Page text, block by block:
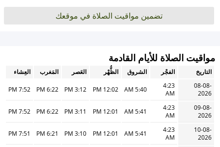
تضمين مواقيت الصلاة في موقعك
مواقيت الصلاة للأيام القادمة
التاريخ الفجْر الشروق الظُّهْر العَصر المَغرب
العِشاء
08-08-
2026
4:23
AM
5:40 AM
12:02 PM
3:12 PM
6:22 PM
7:52 PM
09-08-
2026
4:23
AM
5:41 AM
12:01 PM
3:11 PM
6:22 PM
7:52 PM
10-08-
2026
4:23
AM
5:41 AM
12:01 PM
3:10 PM
6:21 PM
7:51 PM